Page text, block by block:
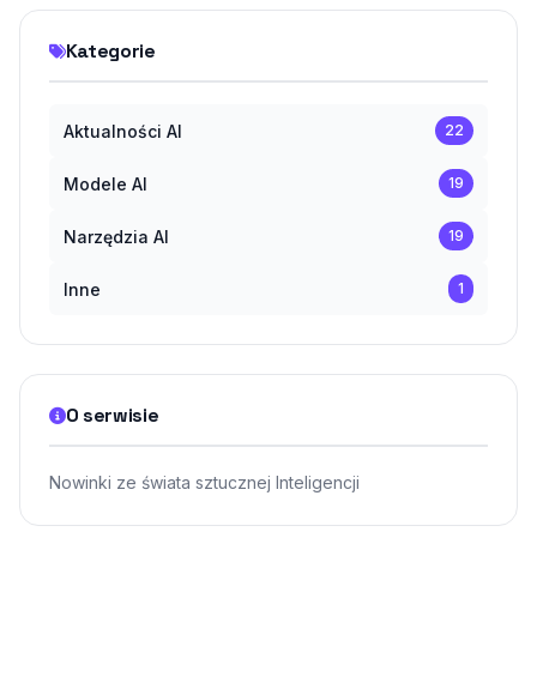
Kategorie
Aktualności AI 22
Modele AI 19
Narzędzia AI 19
Inne 1
O serwisie
Nowinki ze świata sztucznej Inteligencji